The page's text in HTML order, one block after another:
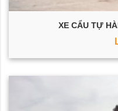
XE CẨU TỰ